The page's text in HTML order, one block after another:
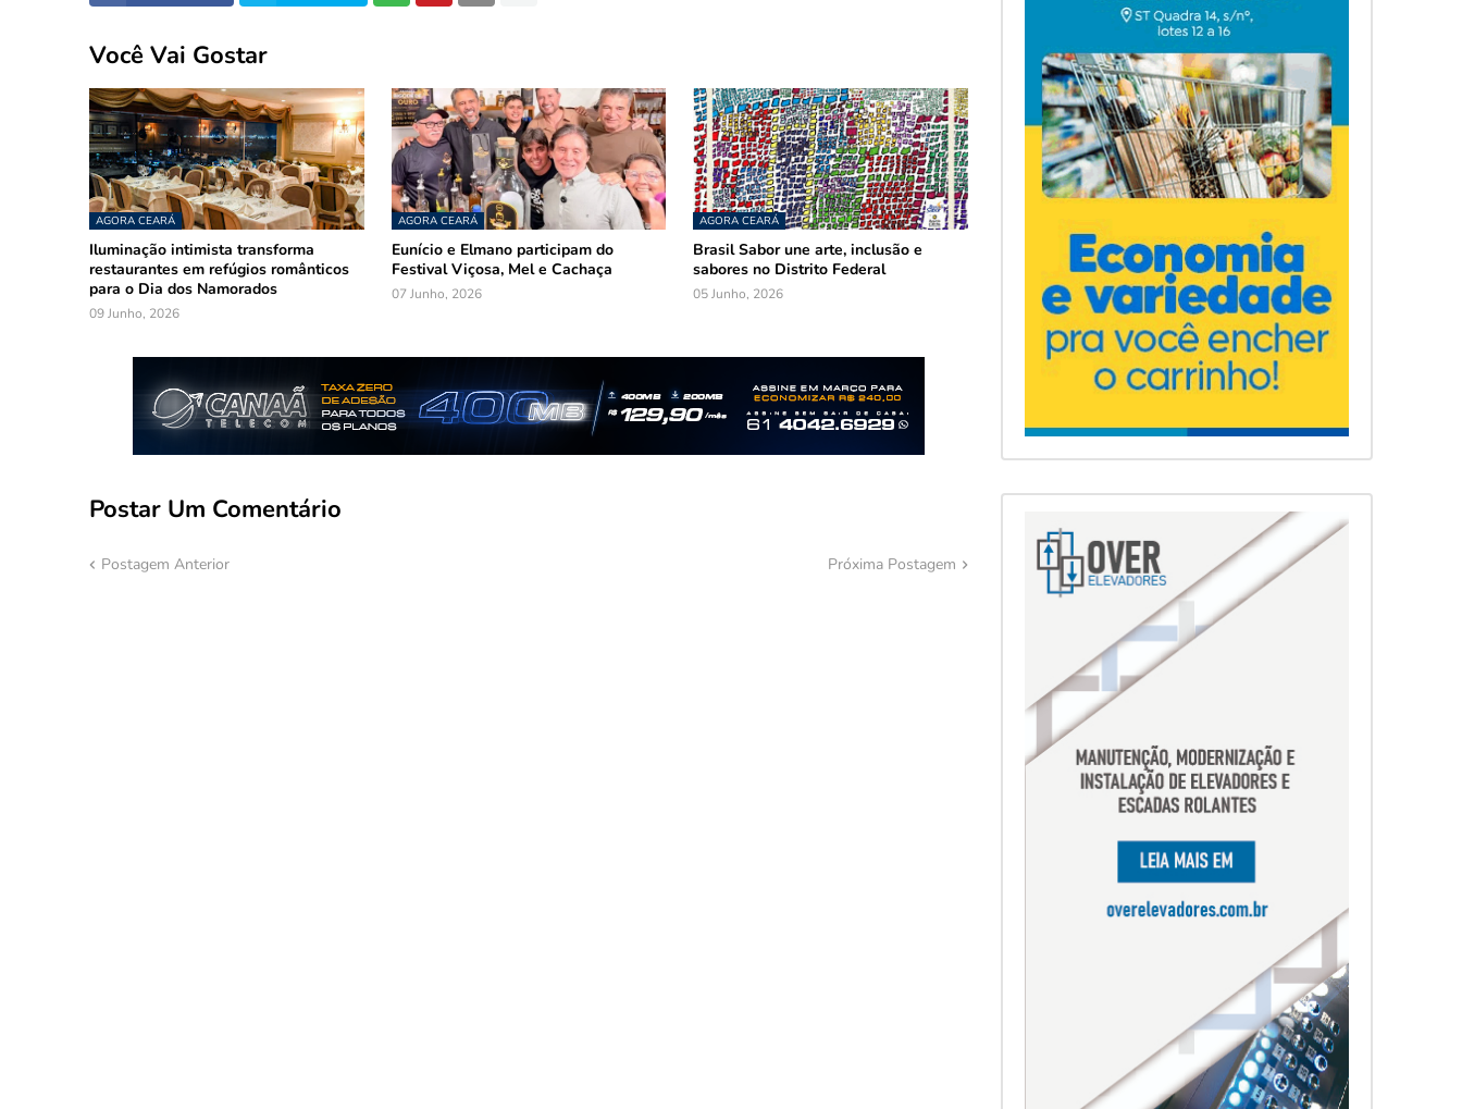
Você Vai Gostar
AGORA CEARÁ
Iluminação intimista transforma
restaurantes em refúgios românticos
para o Dia dos Namorados
09 Junho, 2026
AGORA CEARÁ
Eunício e Elmano participam do
Festival Viçosa, Mel e Cachaça
07 Junho, 2026
AGORA CEARÁ
Brasil Sabor une arte, inclusão e
sabores no Distrito Federal
05 Junho, 2026
Postar Um Comentário
Postagem Anterior Próxima Postagem